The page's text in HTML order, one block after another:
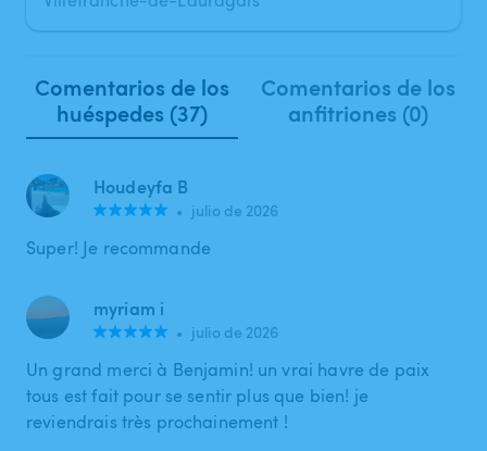
Comentarios de los
huéspedes (37)
Comentarios de los
anfitriones (0)
Houdeyfa B
• julio de 2026
Super! Je recommande
myriam i
• julio de 2026
Un grand merci à Benjamin! un vrai havre de paix
tous est fait pour se sentir plus que bien! je
reviendrais très prochainement !